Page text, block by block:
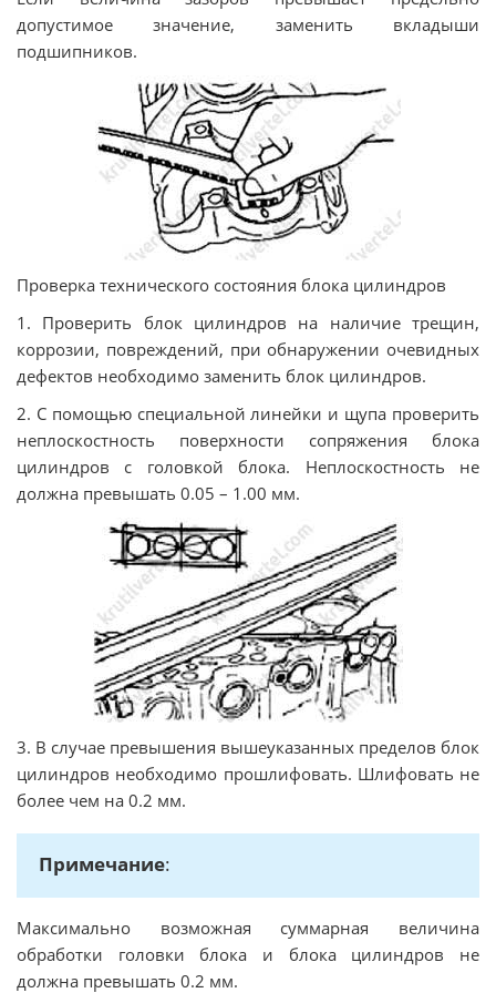
допустимое значение, заменить вкладыши
подшипников.
Проверка технического состояния блока цилиндров
1. Проверить блок цилиндров на наличие трещин,
коррозии, повреждений, при обнаружении очевидных
дефектов необходимо заменить блок цилиндров.
2. С помощью специальной линейки и щупа проверить
неплоскостность поверхности сопряжения блока
цилиндров с головкой блока. Неплоскостность не
должна превышать 0.05 – 1.00 мм.
3. В случае превышения вышеуказанных пределов блок
цилиндров необходимо прошлифовать. Шлифовать не
более чем на 0.2 мм.
Примечание:
Максимально возможная суммарная величина
обработки головки блока и блока цилиндров не
должна превышать 0.2 мм.